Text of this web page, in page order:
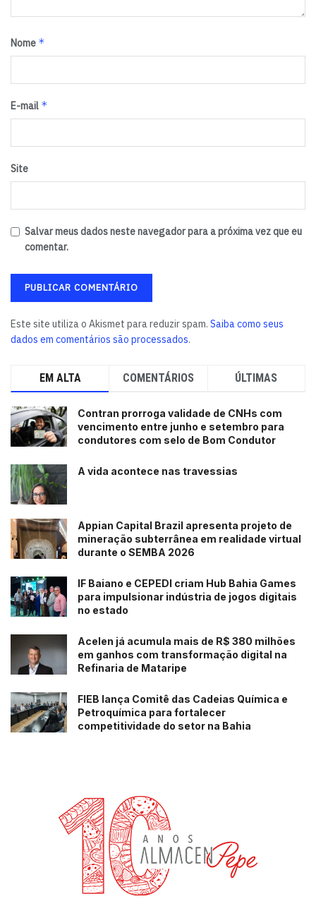
Nome *
E-mail *
Site
Salvar meus dados neste navegador para a próxima vez que eu
comentar.
Este site utiliza o Akismet para reduzir spam. Saiba como seus
dados em comentários são processados.
EM ALTA COMENTÁRIOS ÚLTIMAS
Contran prorroga validade de CNHs com
vencimento entre junho e setembro para
condutores com selo de Bom Condutor
A vida acontece nas travessias
Appian Capital Brazil apresenta projeto de
mineração subterrânea em realidade virtual
durante o SEMBA 2026
IF Baiano e CEPEDI criam Hub Bahia Games
para impulsionar indústria de jogos digitais
no estado
Acelen já acumula mais de R$ 380 milhões
em ganhos com transformação digital na
Refinaria de Mataripe
FIEB lança Comitê das Cadeias Química e
Petroquímica para fortalecer
competitividade do setor na Bahia